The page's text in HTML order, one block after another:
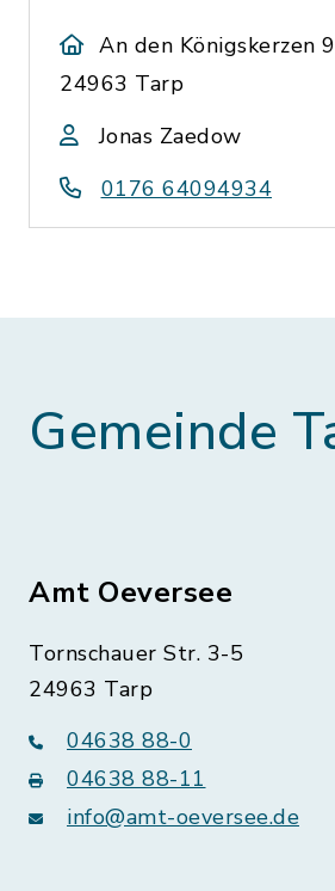
An den Königskerzen
24963 Tarp
Jonas Zaedow
0176 64094934
Gemeinde
Amt Oeversee
Tornschauer Str. 3-5
24963 Tarp
04638 88-0
04638 88-11
info@amt-oeversee.de